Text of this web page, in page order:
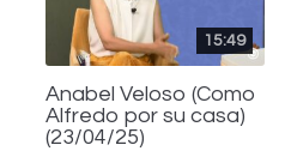
15:49
Anabel Veloso (Como
Alfredo por su casa)
(23/04/25)